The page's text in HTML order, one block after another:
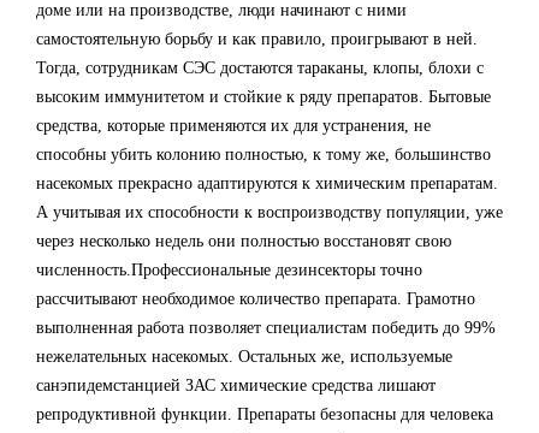
доме или на производстве, люди начинают с ними
самостоятельную борьбу и как правило, проигрывают в ней.
Тогда, сотрудникам СЭС достаются тараканы, клопы, блохи с
высоким иммунитетом и стойкие к ряду препаратов. Бытовые
средства, которые применяются их для устранения, не
способны убить колонию полностью, к тому же, большинство
насекомых прекрасно адаптируются к химическим препаратам.
А учитывая их способности к воспроизводству популяции, уже
через несколько недель они полностью восстановят свою
численность.Профессиональные дезинсекторы точно
рассчитывают необходимое количество препарата. Грамотно
выполненная работа позволяет специалистам победить до 99%
нежелательных насекомых. Остальных же, используемые
санэпидемстанцией ЗАС химические средства лишают
репродуктивной функции. Препараты безопасны для человека